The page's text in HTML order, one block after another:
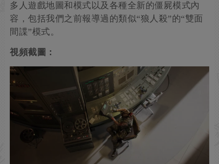
多人遊戲地圖和模式以及各種全新的僵屍模式內
容，包括我們之前報導過的類似“狼人殺”的“雙面
間諜”模式。
視頻截圖：